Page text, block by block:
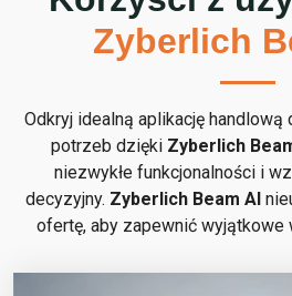
Zyberlich
Odkryj idealną aplikację
potrzeb dzięki Zyberlich
niezwykłe funkcjonalności i
decyzyjny. Zyberlich Beam AI
ofertę, aby zapewnić wyjątkowe